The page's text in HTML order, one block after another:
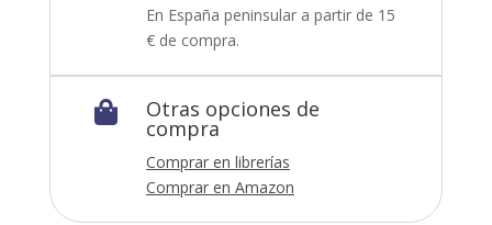
En España peninsular a partir de 15
€ de compra.
 Otras opciones de
compra
Comprar en librerías
Comprar en Amazon